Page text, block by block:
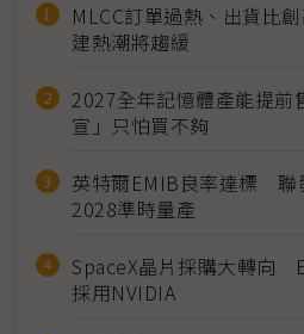
MLCC訂單過熱、出貨比
建熱潮將趨緩
2027全年記憶體產能提
宣」只怕買不夠
英特爾EMIB良率達標 聯
2028準時量產
SpaceX晶片採購大轉向
採用NVIDIA